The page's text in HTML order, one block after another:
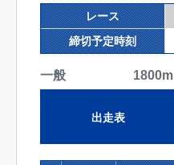
レース
締切予定時刻
一般 1800m
出走表